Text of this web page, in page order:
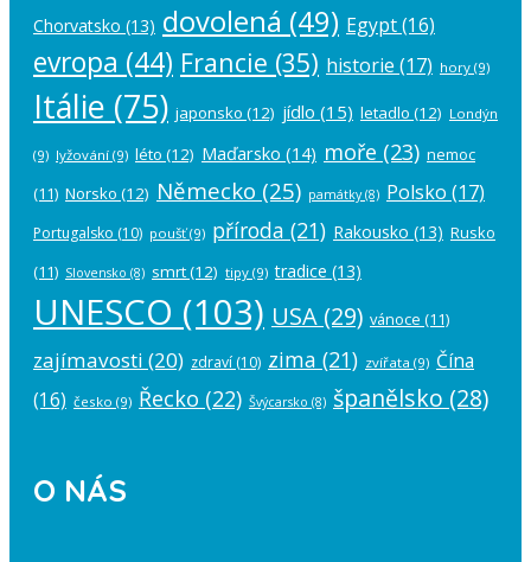
Chorvatsko (13) dovolená (49) Egypt(16)
evropa (44) Francie (35) historie (17) hory (9)
Itálie (75) japonsko (12) jídlo (15) letadlo (12) Londýn
(9) lyžování (9) léto (12) Maďarsko (14) moře (23) nemoc
(11) Norsko (12) Německo (25) památky(8) Polsko (17)
Portugalsko (10) poušť(9) příroda (21) Rakousko (13) Rusko
(11) Slovensko (8) smrt(12) tipy (9) tradice (13)
UNESCO (103) USA (29) vánoce (11)
zajímavosti (20) zdraví (10) zima (21) zvířata (9) Čína
(16) česko (9) Řecko (22) Švýcarsko (8) španělsko (28)
O NÁS